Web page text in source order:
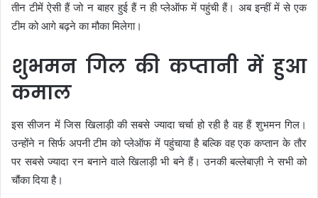
तीन टीमें ऐसी हैं जो न बाहर हुई हैं न ही प्लेऑफ में पहुंची हैं। अब इन्हीं में से एक
टीम को आगे बढ़ने का मौका मिलेगा।
शुभमन गिल की कप्तानी में हुआ
कमाल
इस सीजन में जिस खिलाड़ी की सबसे ज्यादा चर्चा हो रही है वह हैं शुभमन गिल।
उन्होंने न सिर्फ अपनी टीम को प्लेऑफ में पहुंचाया है बल्कि वह एक कप्तान के तौर
पर सबसे ज्यादा रन बनाने वाले खिलाड़ी भी बने हैं। उनकी बल्लेबाज़ी ने सभी को
चौंका दिया है।